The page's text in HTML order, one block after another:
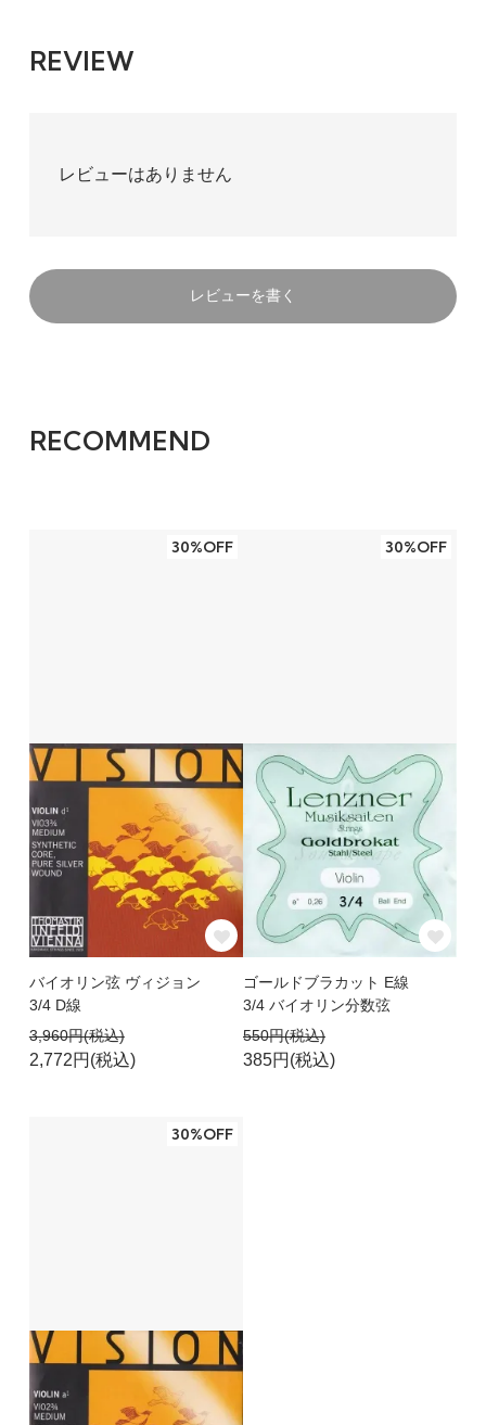
REVIEW
レビューはありません
レビューを書く
RECOMMEND
30%OFF
バイオリン弦 ヴィジョン
3/4 D線
3,960円(税込)
2,772円(税込)
30%OFF
ゴールドブラカット E線
3/4 バイオリン分数弦
550円(税込)
385円(税込)
30%OFF